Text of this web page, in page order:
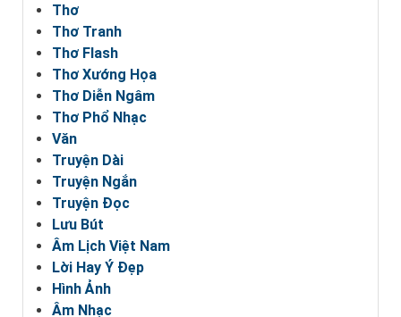
Thơ
Thơ Tranh
Thơ Flash
Thơ Xướng Họa
Thơ Diễn Ngâm
Thơ Phổ Nhạc
Văn
Truyện Dài
Truyện Ngắn
Truyện Đọc
Lưu Bút
Âm Lịch Việt Nam
Lời Hay Ý Đẹp
Hình Ảnh
Âm Nhạc